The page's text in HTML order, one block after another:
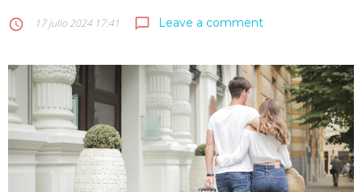
access_time 17 julio 2024 17:41 chat_bubble_outline Leave a comment